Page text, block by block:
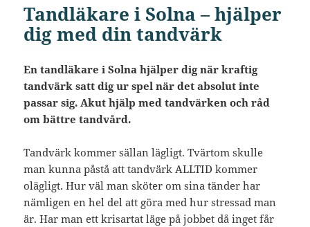
Tandläkare i Solna – hjälper
dig med din tandvärk
En tandläkare i Solna hjälper dig när kraftig
tandvärk satt dig ur spel när det absolut inte
passar sig. Akut hjälp med tandvärken och råd
om bättre tandvård.
Tandvärk kommer sällan lägligt. Tvärtom skulle
man kunna påstå att tandvärk ALLTID kommer
olägligt. Hur väl man sköter om sina tänder har
nämligen en hel del att göra med hur stressad man
är. Har man ett krisartat läge på jobbet då inget får